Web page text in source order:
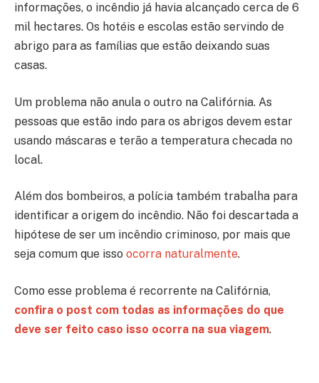
informações, o incêndio já havia alcançado cerca de 6
mil hectares. Os hotéis e escolas estão servindo de
abrigo para as famílias que estão deixando suas
casas.
Um problema não anula o outro na Califórnia. As
pessoas que estão indo para os abrigos devem estar
usando máscaras e terão a temperatura checada no
local.
Além dos bombeiros, a polícia também trabalha para
identificar a origem do incêndio. Não foi descartada a
hipótese de ser um incêndio criminoso, por mais que
seja comum que isso ocorra naturalmente.
Como esse problema é recorrente na Califórnia,
confira o post com todas as informações do que
deve ser feito caso isso ocorra na sua viagem.